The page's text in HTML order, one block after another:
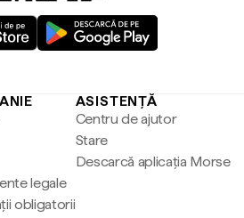
legale
obligatorii
ASISTENȚĂ
Centru de ajutor
Stare
Descarcă aplicația Morse